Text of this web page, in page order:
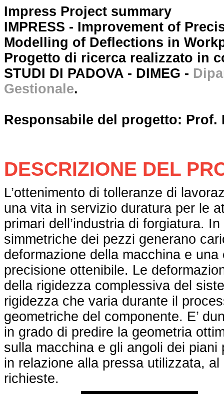
Impress Project summary
IMPRESS - Improvement of
Modelling of Deflections in
Progetto di ricerca realizzato in
STUDI DI PADOVA - DIMEG -
Gestionale.
Responsabile del progetto: Prof.
DESCRIZIONE DEL
L’ottenimento di tolleranze di
una vita in servizio duratura per le
primari dell’industria di forgiatura.
simmetriche dei pezzi generano
deformazione della macchina e
precisione ottenibile. Le
della rigidezza complessiva del
rigidezza che varia durante il
geometriche del componente. E’
in grado di predire la geometria
sulla macchina e gli angoli dei piani
in relazione alla pressa utilizzata,
richieste.